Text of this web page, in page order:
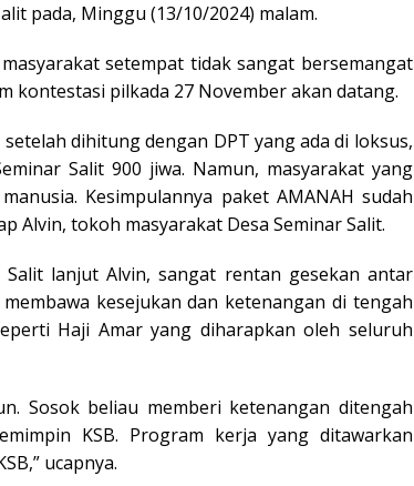
pada, Minggu (13/10/2024) malam.
setempat tidak sangat bersemangat
kontestasi pilkada 27 November akan datang.
setelah dihitung dengan DPT yang ada di loksus,
Salit 900 jiwa. Namun, masyarakat yang
Kesimpulannya paket AMANAH sudah
Alvin, tokoh masyarakat Desa Seminar Salit.
lanjut Alvin, sangat rentan gesekan antar
kesejukan dan ketenangan di tengah
Haji Amar yang diharapkan oleh seluruh
Sosok beliau memberi ketenangan ditengah
KSB. Program kerja yang ditawarkan
ucapnya.